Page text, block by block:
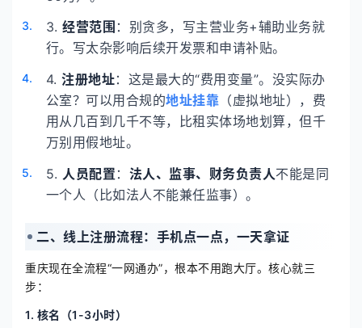
3.经营范围 ：别贪多，写主营业务+辅助业务就
行。写太杂影响后续开发票和申请补贴。
4.注册地址：这是最大的“费用变量”。没实际办
公室？可以用合规的地址挂靠 （虚拟地址），费
用从几百到几千不等，比租实体场地划算，但千
万别用假地址。
5. 人员配置 ： 法人、监事、财务负责人不能是同
一个人（比如法人不能兼任监事）。
二、线上注册流程：手机点一点，一天拿证
重庆现在全流程“一网通办”，根本不用跑大厅。核心就三
步：
1. 核名（1-3小时）